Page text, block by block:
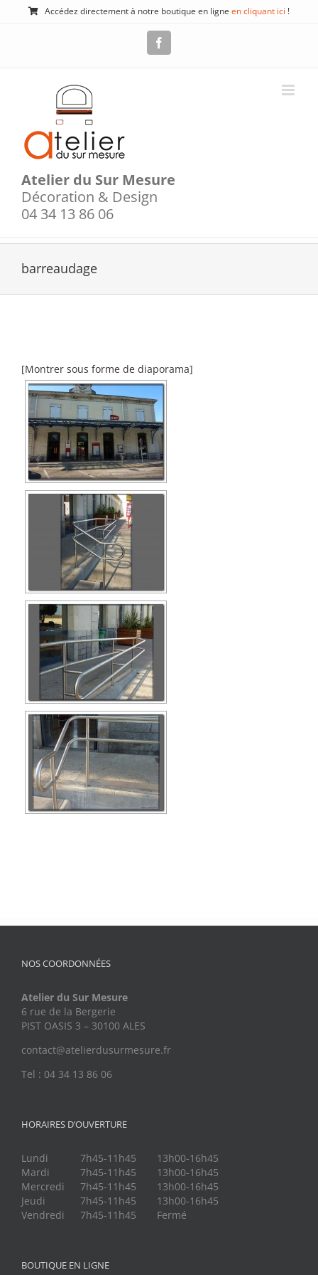
Passer
Accédez directement à notre boutique en ligne en cliquant ici !
Atelier du Sur Mesure
Décoration & Design
04 34 13 86 06
barreaudage
[Montrer sous forme de diaporama]
NOS COORDONNÉES
Atelier du Sur Mesure
6 rue de la Bergerie
PIST OASIS 3 – 30100 ALES
contact@atelierdusurmesure.fr
Tel : 04 34 13 86 06
HORAIRES D’OUVERTURE
Lundi 7h45-11h45
13h00-16h45
Mardi
7h45-11h45
13h00-16h45
Mercredi
7h45-11h45
13h00-16h45
Jeudi
7h45-11h45
13h00-16h45
Vendredi
7h45-11h45 Fermé
BOUTIQUE EN LIGNE